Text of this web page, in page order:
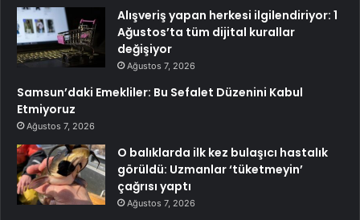
Alışveriş yapan herkesi ilgilendiriyor: 1
Ağustos’ta tüm dijital kurallar
değişiyor
Ağustos 7, 2026
Samsun’daki Emekliler: Bu Sefalet Düzenini Kabul
Etmiyoruz
Ağustos 7, 2026
O balıklarda ilk kez bulaşıcı hastalık
görüldü: Uzmanlar ‘tüketmeyin’
çağrısı yaptı
Ağustos 7, 2026